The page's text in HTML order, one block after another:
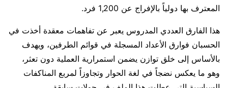
المعترف بها دولياً بالإفراج عن 1,200 فرد.
هذا الفارق العددي المدروس يعبر عن تفاهمات معقدة أخذت في
الحسبان فوارق الأعداد المسجلة في قوائم الطرفين، ويهدف
بالأساس إلى خلق توازن يضمن استمرارية العملية دون تعثر،
وهو ما يعكس نضجاً في لغة الحوار وتجاوزاً لمربع المناكفات